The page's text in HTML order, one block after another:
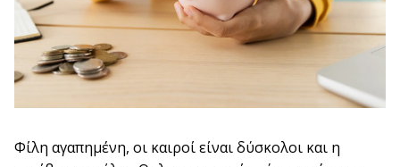
Φίλη αγαπημένη, οι καιροί είναι δύσκολοι και η